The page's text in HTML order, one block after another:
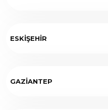
ESKİŞEHİR
GAZİANTEP